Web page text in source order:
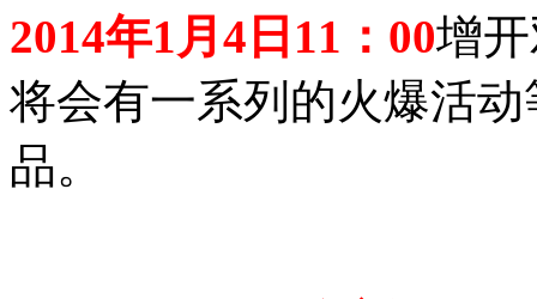
2014年1月4日11：00增
将会有一系列的火爆活
品。